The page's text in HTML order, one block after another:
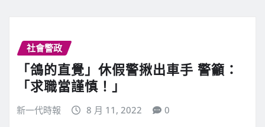
社會警政
「鴿的直覺」休假警揪出車手 警籲：
「求職當謹慎！」
新一代時報 8 月 11, 2022 0